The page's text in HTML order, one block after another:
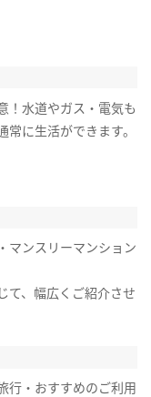
！水道やガス・電気も
に生活ができます。
マンスリーマンション
て、幅広くご紹介させ
行・おすすめのご利用